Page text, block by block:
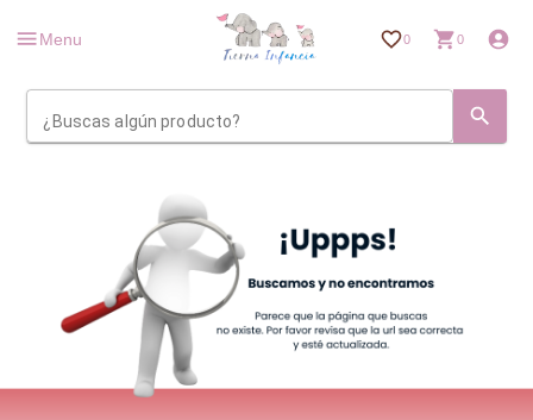
Menu 0 0
¿Buscas algún producto?